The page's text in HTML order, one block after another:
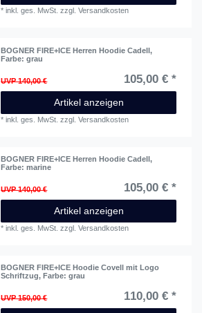
*inkl. ges. MwSt. zzgl.Versandkosten
BOGNER FIRE+ICE Herren Hoodie Cadell,
Farbe: grau
UVP 140,00 € 105,00 € *
Artikel anzeigen
*inkl. ges. MwSt. zzgl.Versandkosten
BOGNER FIRE+ICE Herren Hoodie Cadell,
Farbe: marine
UVP 140,00 € 105,00 € *
Artikel anzeigen
*inkl. ges. MwSt. zzgl.Versandkosten
BOGNER FIRE+ICE Hoodie Covell mit Logo
Schriftzug, Farbe: grau
UVP 150,00 € 110,00 € *